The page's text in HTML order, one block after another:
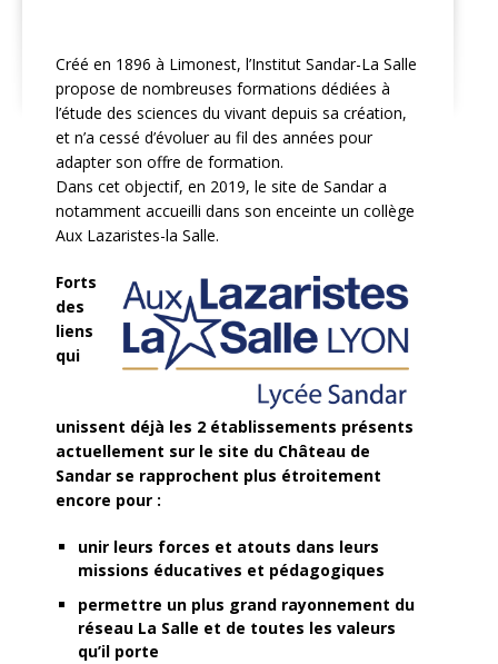
Créé en 1896 à Limonest, l’Institut Sandar-La Salle
propose de nombreuses formations dédiées à
l’étude des sciences du vivant depuis sa création,
et n’a cessé d’évoluer au fil des années pour
adapter son offre de formation.
Dans cet objectif, en 2019, le site de Sandar a
notamment accueilli dans son enceinte un collège
Aux Lazaristes-la Salle.
Forts
des
liens
qui
unissent déjà les 2 établissements présents
actuellement sur le site du Château de
Sandar se rapprochent plus étroitement
encore pour :
unir leurs forces et atouts dans leurs
missions éducatives et pédagogiques
permettre un plus grand rayonnement du
réseau La Salle et de toutes les valeurs
qu’il porte